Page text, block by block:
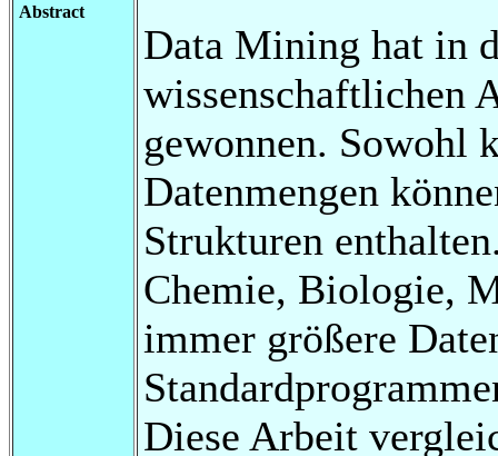
Abstract
Data Mining hat in
wissenschaftlichen
gewonnen. Sowohl
Datenmengen
Strukturen
Chemie, Biologie,
immer größere
Diese Arbeit